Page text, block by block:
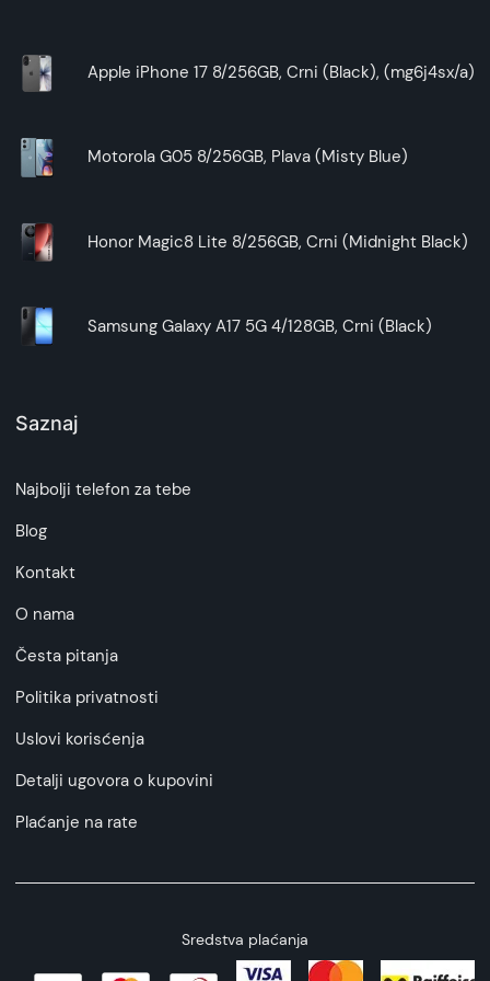
Apple iPhone 17 8/256GB, Crni (Black), (mg6j4sx/a)
Motorola G05 8/256GB, Plava (Misty Blue)
Honor Magic8 Lite 8/256GB, Crni (Midnight Black)
Samsung Galaxy A17 5G 4/128GB, Crni (Black)
Saznaj
Najbolji telefon za tebe
Blog
Kontakt
O nama
Česta pitanja
Politika privatnosti
Uslovi korisćenja
Detalji ugovora o kupovini
Plaćanje na rate
Sredstva plaćanja